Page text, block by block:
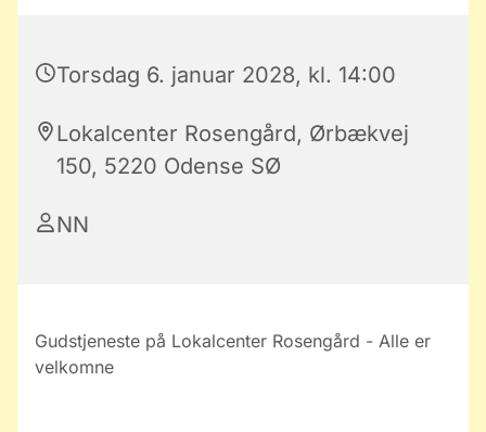
Torsdag 6. januar 2028, kl. 14:00
Lokalcenter Rosengård, Ørbækvej
150, 5220 Odense SØ
NN
Gudstjeneste på Lokalcenter Rosengård - Alle er
velkomne